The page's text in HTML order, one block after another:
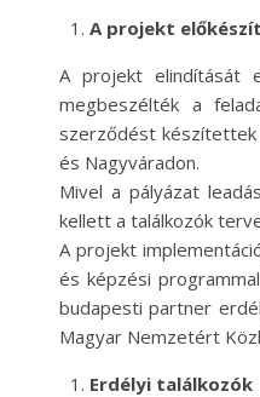
A projekt
A projekt elindítását
megbeszélték a
szerződést készítettek
és Nagyváradon.
Mivel a pályázat
kellett a találkozók
A projekt
és képzési
budapesti partner
Magyar Nemzetért
Erdélyi találkozók